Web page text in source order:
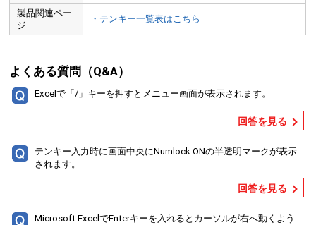
製品関連ペー
ジ
・テンキー一覧表はこちら
よくある質問（Q&A）
Excelで「/」キーを押すとメニュー画面が表示されます。
回答を見る
テンキー入力時に画面中央にNumlock ONの半透明マークが表示
されます。
回答を見る
Microsoft ExcelでEnterキーを入れるとカーソルが右へ動くよう